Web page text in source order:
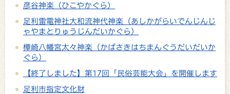
彦谷神楽（ひこやかぐら）
足利雷電神社大和流神代神楽（あしかがらいでんじんじ
ゃやまとりゅうじんだいかぐら）
樺崎八幡宮太々神楽（かばさきはちまんぐうだいだいか
ぐら）
【終了しました】第17回「民俗芸能大会」を開催します
足利市指定文化財